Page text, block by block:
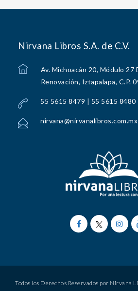
Nirvana Libros S.A. de C.V.
Av. Michoacán 20, Módulo 27
Renovación, Iztapalapa, C.P.
55 5615 8479 | 55 5615 8480
nirvana@nirvanalibros.com.mx
Todos los Derechos Reservados por Nirvana